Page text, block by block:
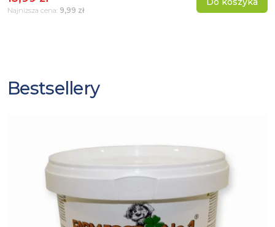
Najniższa cena: 9,99 zł
Bestsellery